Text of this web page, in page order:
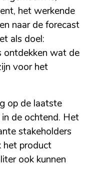
het werkende
naar de forecast
als doel:
ontdekken wat de
voor het
op de laatste
de ochtend. Het
stakeholders
het product
ook kunnen